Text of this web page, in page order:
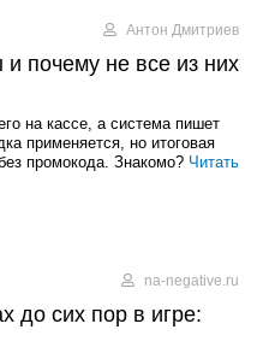
Антон Дмитриев
почему не все из них
на кассе, а система пишет
применяется, но итоговая
промокода. Знакомо? Читать
na-negative.ru
до сих пор в игре: